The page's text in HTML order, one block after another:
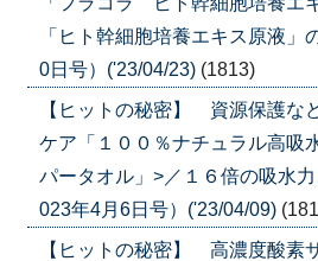
「ヒト幹細胞培養エキス原液」
0日号）('23/04/23) (1813)
【ヒットの秘密】 資源保護な
ケア「１００％ナチュラル高吸
パータオル」>／１６倍の吸水
023年4月6日号）('23/04/09)
【ヒットの秘密】 高濃度酸素